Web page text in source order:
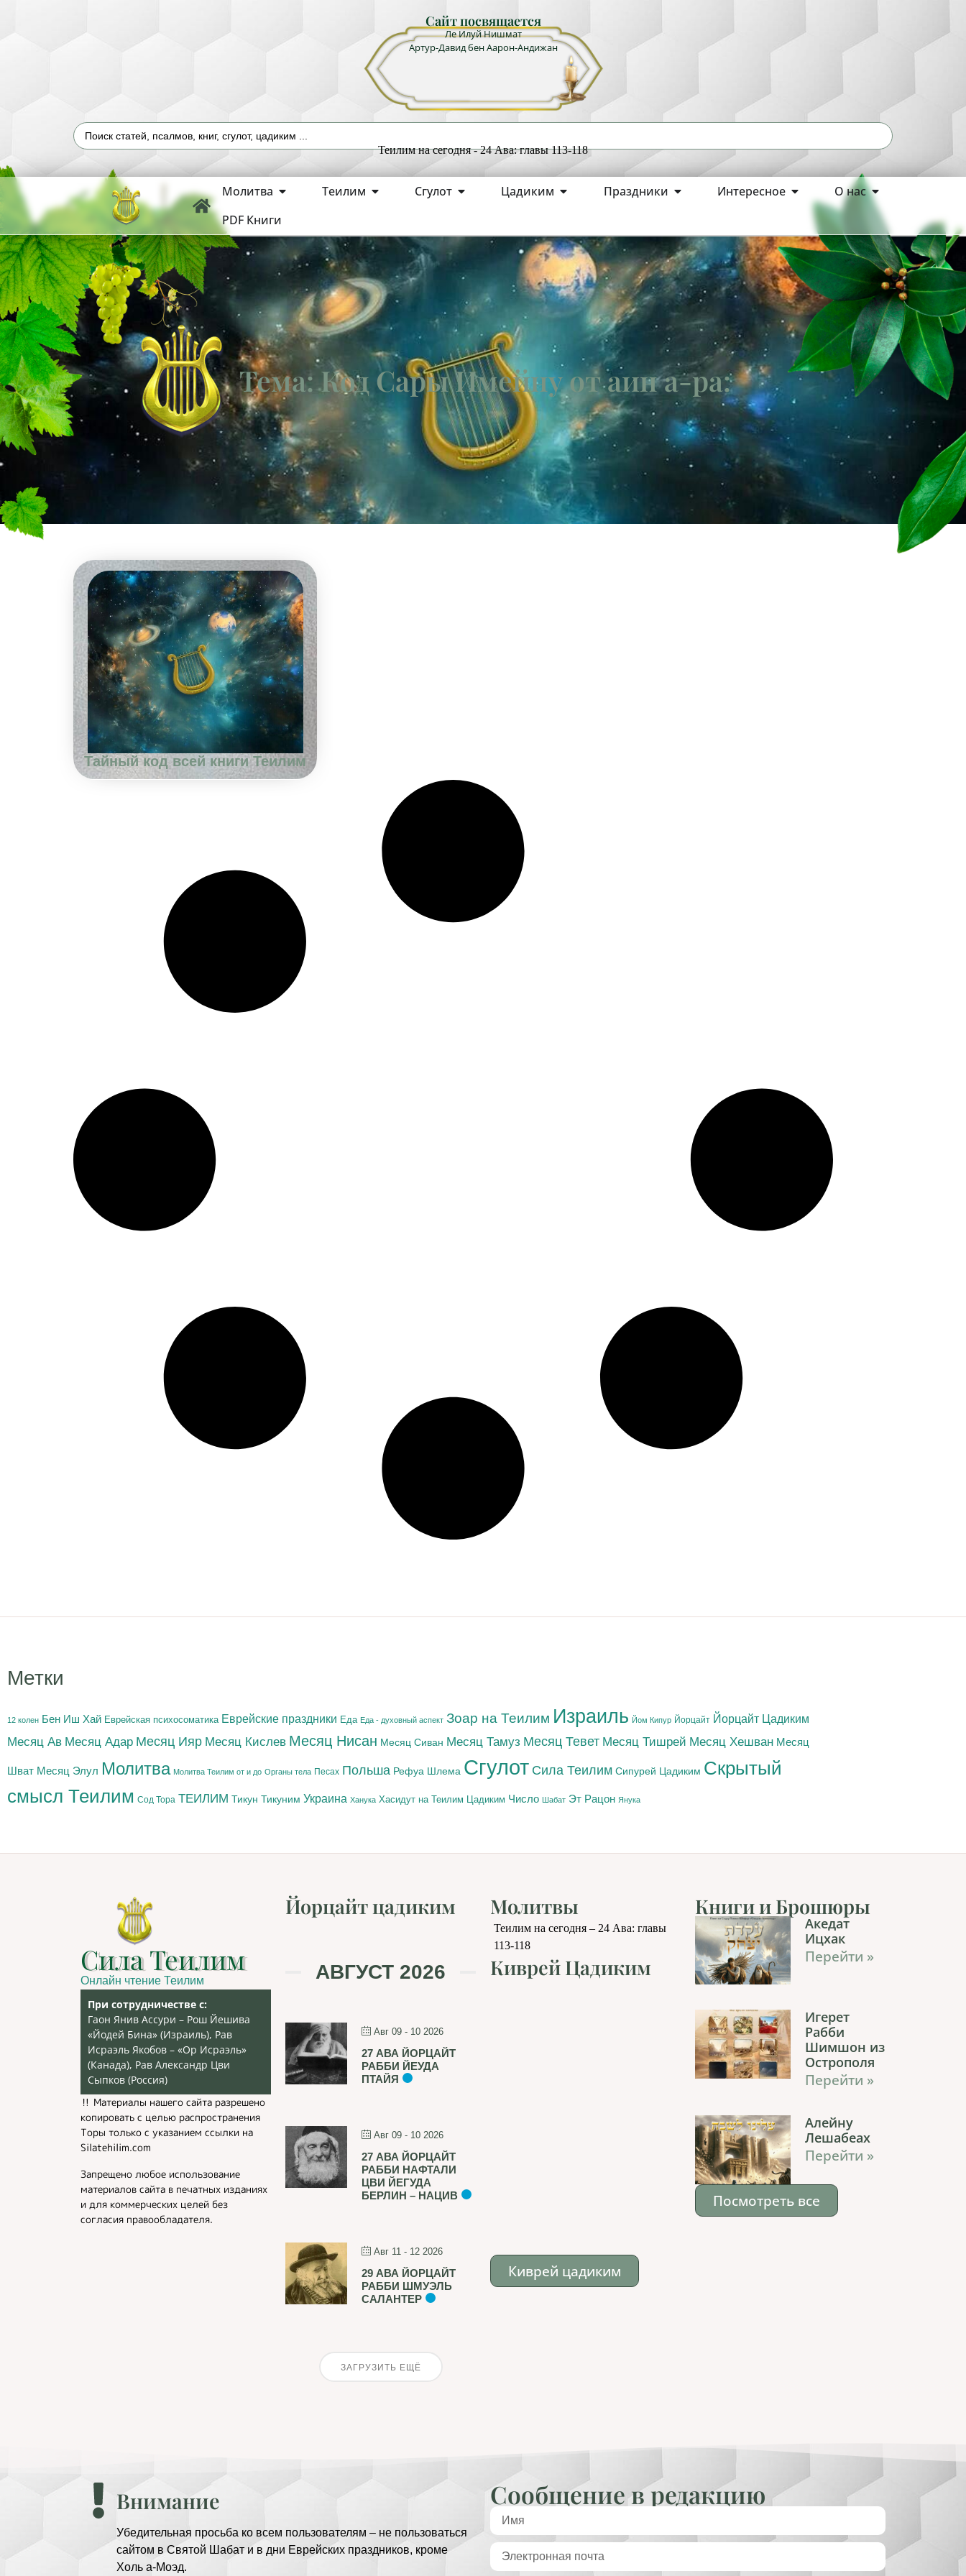
Сайт посвящается
Ле Илуй Нишмат
Артур-Давид бен Аарон-Андижан
Теилим на сегодня - 24 Ава: главы 113-118
Молитва Теилим Сгулот Цадиким Праздники Интересное
О нас
PDF Книги
Тема: Код Сары Имейну от аин а-ра:
Тайный код всей книги Теилим
Метки
12 колен Бен Иш Хай Еврейская психосоматика Еврейские праздники Еда Еда - духовный аспект Зоар на Теилим Израиль Йом Кипур Йорцайт Йорцайт Цадиким
Месяц Ав Месяц Адар Месяц Ияр Месяц Кислев Месяц Нисан Месяц Сиван Месяц Тамуз Месяц Тевет Месяц Тишрей Месяц Хешван Месяц
Шват Месяц Элул Молитва Молитва Теилим от и до Органы тела Песах Польша Рефуа Шлема Сгулот Сила Теилим Сипурей Цадиким Скрытый
смысл Теилим Сод Тора ТЕИЛИМ Тикун Тикуним Украина Ханука Хасидут на Теилим Цадиким Число Шабат Эт Рацон Янука
Сила Теилим
Онлайн чтение Теилим
При сотрудничестве с:
Гаон Янив Ассури – Рош Йешива
«Йодей Бина» (Израиль), Рав
Исраэль Якобов – «Ор Исраэль»
(Канада), Рав Александр Цви
Сыпков (Россия)
‼️ Материалы нашего сайта разрешено
копировать с целью распространения
Торы только с указанием ссылки на
Silatehilim.com
Запрещено любое использование
материалов сайта в печатных изданиях
и для коммерческих целей без
согласия правообладателя.
Йорцайт цадиким
АВГУСТ 2026
Авг 09 - 10 2026
27 АВА ЙОРЦАЙТ
РАББИ ЙЕУДА
ПТАЙЯ
Авг 09 - 10 2026
27 АВА ЙОРЦАЙТ
РАББИ НАФТАЛИ
ЦВИ ЙЕГУДА
БЕРЛИН – НАЦИВ
Авг 11 - 12 2026
29 АВА ЙОРЦАЙТ
РАББИ ШМУЭЛЬ
САЛАНТЕР
ЗАГРУЗИТЬ ЕЩЁ
Молитвы
Теилим на сегодня – 24 Ава: главы
113-118
Киврей Цадиким
Киврей цадиким
Книги и Брошюры
Акедат
Ицхак
Перейти »
Игерет
Рабби
Шимшон из
Острополя
Перейти »
Алейну
Лешабеах
Перейти »
Посмотреть все
Внимание
Убедительная просьба ко всем пользователям – не пользоваться
сайтом в Святой Шабат и в дни Еврейских праздников, кроме
Холь а-Моэд.
Сообщение в редакцию